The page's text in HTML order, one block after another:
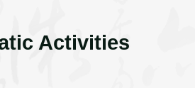
Activities